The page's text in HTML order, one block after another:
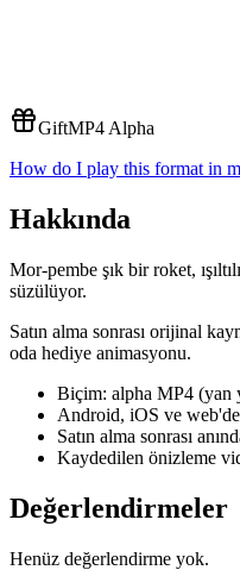
GiftMP4 Alpha
How do I play this format in
Hakkında
Mor-pembe şık bir roket,
süzülüyor.
Satın alma sonrası orijinal
oda hediye animasyonu.
Biçim: alpha MP4 (yan
Android, iOS ve
Satın alma sonrası
Kaydedilen önizleme
Değerlendirmeler
Henüz değerlendirme yok.